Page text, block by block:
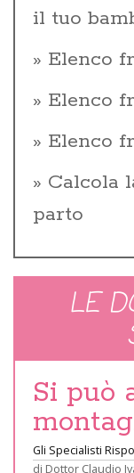
il tuo
Elenco
Elenco
Elenco
Calcola
parto
LE
Si può
Gli Specialisti
di Dottor Claudio